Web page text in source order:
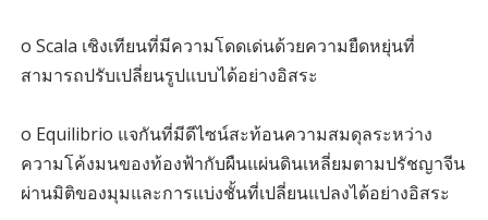
o Scala เชิงเทียนที่มีความโดดเด่นด้วยความยืดหยุ่นที่
สามารถปรับเปลี่ยนรูปแบบได้อย่างอิสระ
o Equilibrio แจกันที่มีดีไซน์สะท้อนความสมดุลระหว่าง
ความโค้งมนของท้องฟ้ากับผืนแผ่นดินเหลี่ยมตามปรัชญาจีน
ผ่านมิติของมุมและการแบ่งชั้นที่เปลี่ยนแปลงได้อย่างอิสระ